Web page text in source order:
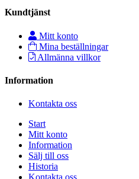
Kundtjänst
Mitt konto
Mina beställningar
Allmänna villkor
Information
Kontakta oss
Start
Mitt konto
Information
Sälj till oss
Historia